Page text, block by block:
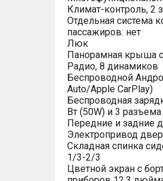
Климат-контроль, 2
Отдельная система
пассажиров: нет
Люк
Панорамная крыша
Радио, 8 динамиков
Беспроводной
Auto/Apple CarPlay)
Беспроводная
Вт (50W) и 3
Передние и задние
Электропривод
Складная спинка
1/3-2/3
Цветной экран с